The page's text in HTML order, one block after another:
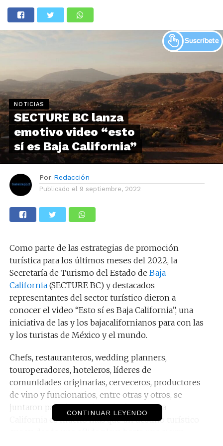
NOTICIAS
SECTURE BC lanza
emotivo video “esto
sí es Baja California”
Por Redacción
Publicado el 9 septiembre, 2022
Como parte de las estrategias de promoción
turística para los últimos meses del 2022, la
Secretaría de Turismo del Estado de Baja
California(SECTURE BC) y destacados
representantes del sector turístico dieron a
conocer el video “Esto sí es Baja California”, una
iniciativa de las y los bajacalifornianos para con las
y los turistas de México y el mundo.
Chefs, restauranteros, wedding planners,
touroperadores, hoteleros, líderes de
comunidades originarias, cerveceros, productores
de vino y funcionarios, entre otras y otros, se
juntaron para dar testimonio de que Baja
California es mucho más que un destino turístico
CONTINUAR LEYENDO